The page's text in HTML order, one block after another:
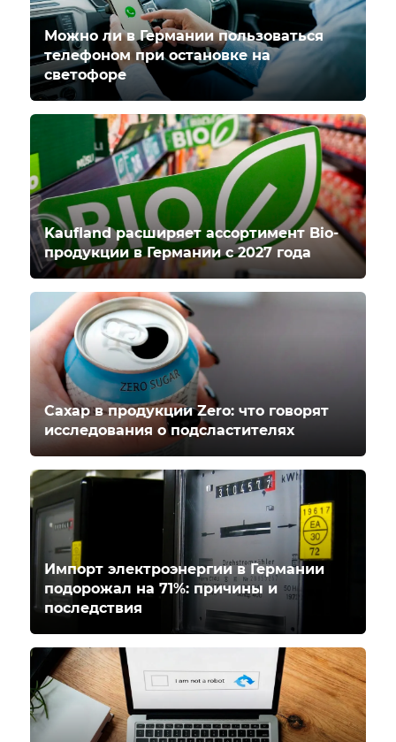
Можно ли в Германии пользоваться
телефоном при остановке на
светофоре
Kaufland расширяет ассортимент Bio-
продукции в Германии с 2027 года
Сахар в продукции Zero: что говорят
исследования о подсластителях
Импорт электроэнергии в Германии
подорожал на 71%: причины и
последствия